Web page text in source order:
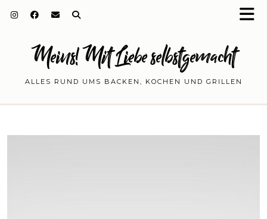
Meins! Mit Liebe selbstgemacht
ALLES RUND UMS BACKEN, KOCHEN UND GRILLEN